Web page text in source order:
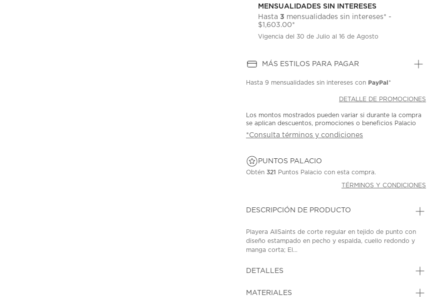
MENSUALIDADES SIN INTERESES
Hasta3 mensualidades sin intereses* -
$1,603.00*
Vigencia del 30 de Julio al 16 de Agosto
MÁS ESTILOS PARA PAGAR
Hasta9 mensualidades sin intereses con PayPal*
DETALLE DE PROMOCIONES
Los montos mostrados pueden variar si durante la compra
se aplican descuentos, promociones o beneficios Palacio
*Consulta términos y condiciones
PUNTOS PALACIO
Obtén321 Puntos Palacio con esta compra.
TÉRMINOS Y CONDICIONES
DESCRIPCIÓN DE PRODUCTO
Playera AllSaints de corte regular en tejido de punto con
diseño estampado en pecho y espalda, cuello redondo y
manga corta; El...
DETALLES
MATERIALES